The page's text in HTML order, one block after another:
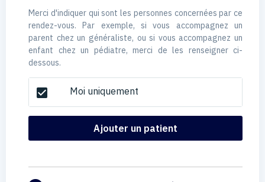
Merci d'indiquer qui sont les personnes concernées par ce
rendez-vous. Par exemple, si vous accompagnez un
parent chez un généraliste, ou si vous accompagnez un
enfant chez un pédiatre, merci de les renseigner ci-
dessous.
check_box Moi uniquement
Ajouter un patient